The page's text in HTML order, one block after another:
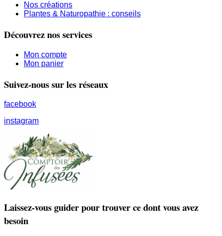
Nos créations
Plantes & Naturopathie : conseils
Découvrez nos services
Mon compte
Mon panier
Suivez-nous sur les réseaux
facebook
instagram
Laissez-vous guider pour trouver ce dont vous avez
besoin